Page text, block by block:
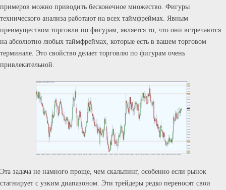
примеров можно приводить бесконечное множество. Фигуры
технического анализа работают на всех таймфреймах. Явным
преимуществом торговли по фигурам, является то, что они встречаются
на абсолютно любых таймфреймах, которые есть в вашем торговом
терминале. Это свойство делает торговлю по фигурам очень
привлекательной.
Эта задача не намного проще, чем скальпинг, особенно если рынок
стагнирует с узким диапазоном. Эти трейдеры редко переносят свои